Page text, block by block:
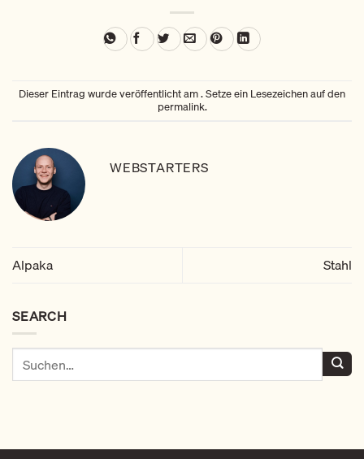
Dieser Eintrag wurde veröffentlicht am . Setze ein Lesezeichen auf den
permalink.
WEBSTARTERS
Alpaka Stahl
SEARCH